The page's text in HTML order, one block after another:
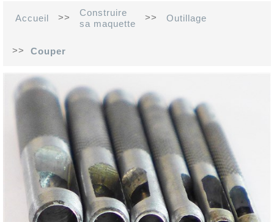
Accueil >>
Construire
sa maquette
>> Outillage
>> Couper